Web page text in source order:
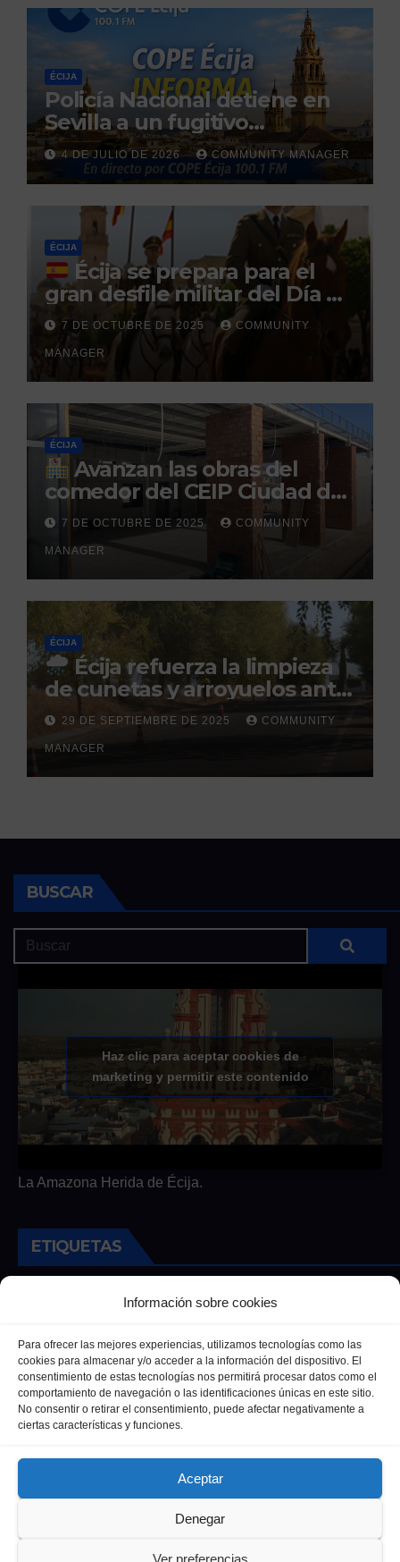
Información sobre cookies
Para ofrecer las mejores experiencias, utilizamos tecnologías como las
cookies para almacenar y/o acceder a la información del dispositivo. El
consentimiento de estas tecnologías nos permitirá procesar datos como el
comportamiento de navegación o las identificaciones únicas en este sitio.
No consentir o retirar el consentimiento, puede afectar negativamente a
ciertas características y funciones.
Aceptar
Denegar
Ver preferencias
ÉCIJA
Policía Nacional detiene en
Sevilla a un fugitivo
reclamado por narcotráfico
tras no regresar a prisión
durante un permiso
penitenciario
4 DE JULIO DE 2026 COMMUNITY MANAGER
ÉCIJA
Écija se prepara para el
gran desfile militar del Día de
la Hispanidad organizado por
el Centro Militar de Cría
Caballar
7 DE OCTUBRE DE 2025 COMMUNITY
MANAGER
ÉCIJA
Avanzan las obras del
comedor del CEIP Ciudad del
Sol: su finalización está
prevista para finales de 2025
7 DE OCTUBRE DE 2025 COMMUNITY
MANAGER
ÉCIJA
Écija refuerza la limpieza
de cunetas y arroyuelos ante
la llegada de las lluvias
otoñales
29 DE SEPTIEMBRE DE 2025 COMMUNITY
MANAGER
BUSCAR
Haz clic para aceptar cookies de
marketing y permitir este contenido
La Amazona Herida de Écija.
ETIQUETAS
Andalucía Cultura Deportes